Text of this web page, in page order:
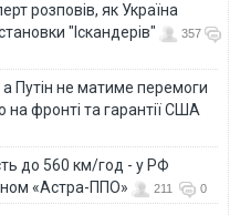
розповів, як Україна
"Іскандерів"
357
Путін не матиме перемоги
на фронті та гарантії США
до 560 км/год - у РФ
«Астра-ППО»
211 0